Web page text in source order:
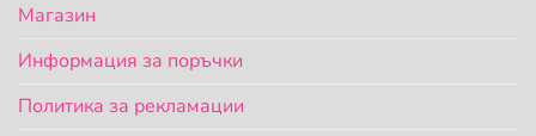
Магазин
Информация за поръчки
Политика за рекламации